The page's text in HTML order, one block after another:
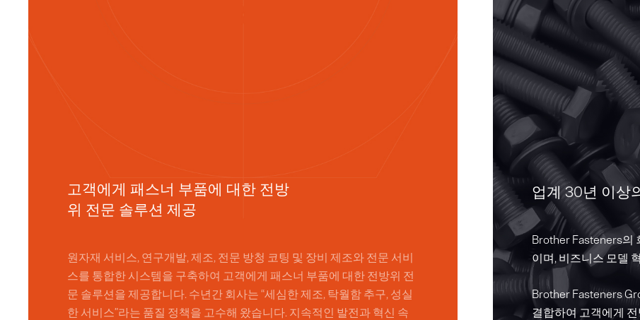
고객에게 패스너 부품에 대한 전방
위 전문 솔루션 제공
원자재 서비스, 연구개발, 제조, 전문 방청 코팅 및 장비 제조와 전문 서비
스를 통합한 시스템을 구축하여 고객에게 패스너 부품에 대한 전방위 전
문 솔루션을 제공합니다. 수년간 회사는 “세심한 제조, 탁월함 추구, 성실
한 서비스”라는 품질 정책을 고수해 왔습니다. 지속적인 발전과 혁신 속
업계 30년 이상
Brother Fasteners의
이며, 비즈니스 모델
Brother Fasteners
결합하여 고객에게